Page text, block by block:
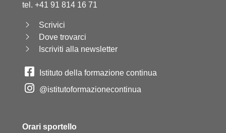
tel. +41 91 814 16 71
Scrivici
Dove trovarci
Iscriviti alla newsletter
Istituto della formazione continua
@istitutoformazionecontinua
Orari sportello